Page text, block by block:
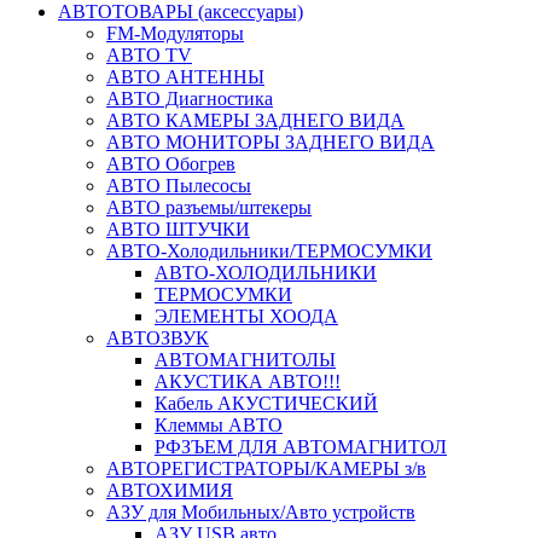
АВТОТОВАРЫ (аксессуары)
FM-Модуляторы
АВТО TV
АВТО АНТЕННЫ
АВТО Диагностика
АВТО КАМЕРЫ ЗАДНЕГО ВИДА
АВТО МОНИТОРЫ ЗАДНЕГО ВИДА
АВТО Обогрев
АВТО Пылесосы
АВТО разъемы/штекеры
АВТО ШТУЧКИ
АВТО-Холодильники/ТЕРМОСУМКИ
АВТО-ХОЛОДИЛЬНИКИ
ТЕРМОСУМКИ
ЭЛЕМЕНТЫ ХООДА
АВТОЗВУК
АВТОМАГНИТОЛЫ
АКУСТИКА АВТО!!!
Кабель АКУСТИЧЕСКИЙ
Клеммы АВТО
РФЗЪЕМ ДЛЯ АВТОМАГНИТОЛ
АВТОРЕГИСТРАТОРЫ/КАМЕРЫ з/в
АВТОХИМИЯ
АЗУ для Мобильных/Авто устройств
АЗУ USB авто